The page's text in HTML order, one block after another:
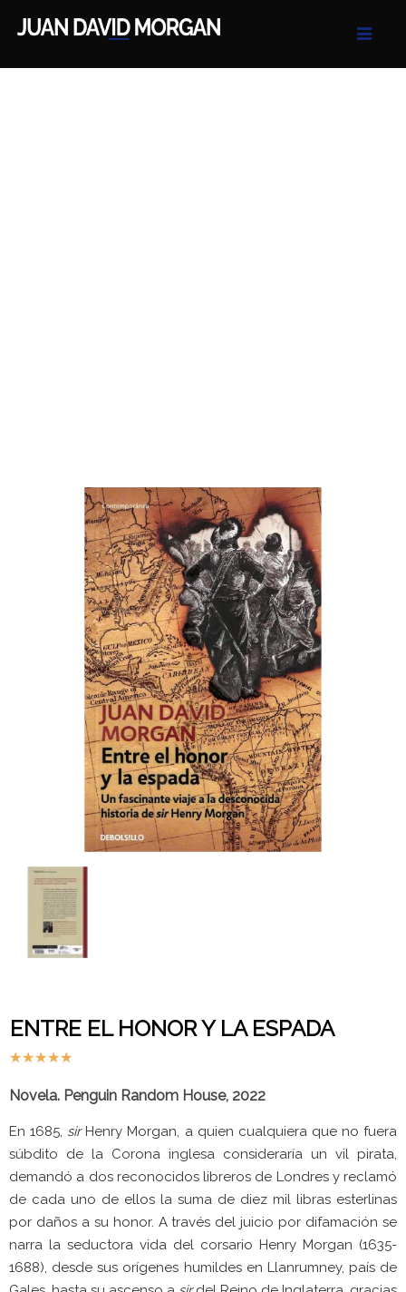
ENTRE EL HONOR Y LA ESPADA
★★★★★
Novela. Penguin Random House, 2022
En 1685, sirHenry Morgan, a quien cualquiera que no fuera
súbdito de la Corona inglesa consideraría un vil pirata,
demandó a dos reconocidos libreros de Londres y reclamó
de cada uno de ellos la suma de diez mil libras esterlinas
por daños a su honor. A través del juicio por difamación se
narra la seductora vida del corsario Henry Morgan (1635-
1688), desde sus orígenes humildes en Llanrumney, país de